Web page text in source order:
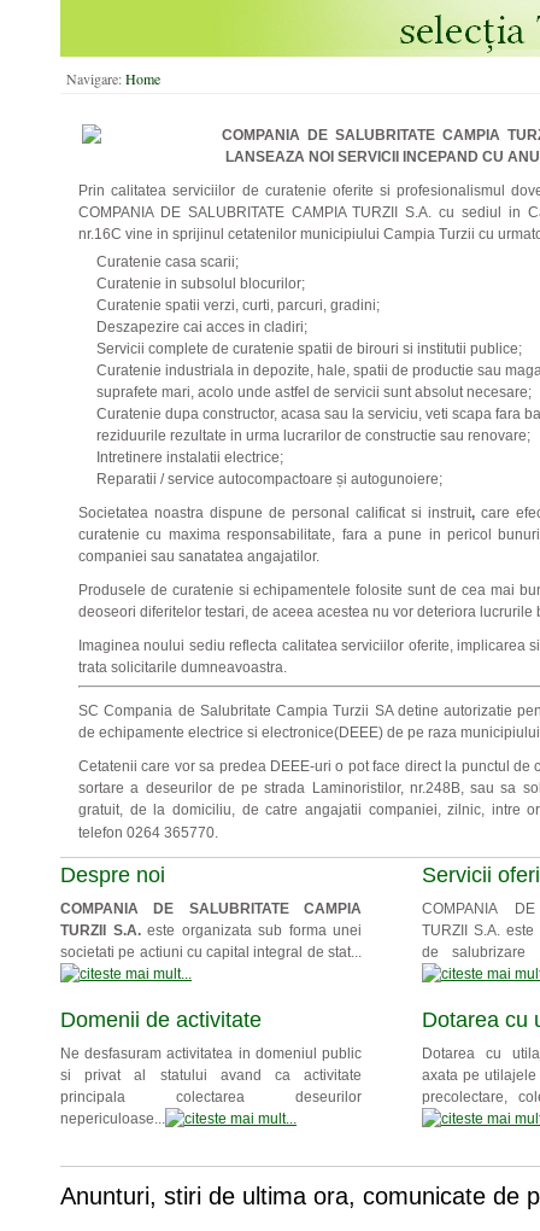
Navigare:Home
COMPANIA DE SALUBRITATE CAMPIA
LANSEAZA NOI SERVICII INCEPAND CU
Prin calitatea serviciilor de curatenie oferite si profesionalismul
COMPANIA DE SALUBRITATE CAMPIA TURZII S.A. cu sediul in
nr.16C vine in sprijinul cetatenilor municipiului Campia Turzii cu
Curatenie casa scarii;
Curatenie in subsolul blocurilor;
Curatenie spatii verzi, curti, parcuri, gradini;
Deszapezire cai acces in cladiri;
Servicii complete de curatenie spatii de birouri si institutii publice;
Curatenie industriala in depozite, hale, spatii de productie sau
suprafete mari, acolo unde astfel de servicii sunt absolut necesare;
Curatenie dupa constructor, acasa sau la serviciu, veti scapa fara
reziduurile rezultate in urma lucrarilor de constructie sau renovare;
Intretinere instalatii electrice;
Reparatii / service autocompactoare și autogunoiere;
Societatea noastra dispune de personal calificat si instruit, care
curatenie cu maxima responsabilitate, fara a pune in pericol
companiei sau sanatatea angajatilor.
Produsele de curatenie si echipamentele folosite sunt de cea mai
deoseori diferitelor testari, de aceea acestea nu vor deteriora lucrurile
Imaginea noului sediu reflecta calitatea serviciilor oferite, implicarea
trata solicitarile dumneavoastra.
SC Compania de Salubritate Campia Turzii SA detine autorizatie
de echipamente electrice si electronice(DEEE) de pe raza
Cetatenii care vor sa predea DEEE-uri o pot face direct la punctul de
sortare a deseurilor de pe strada Laminoristilor, nr.248B, sau sa
gratuit, de la domiciliu, de catre angajatii companiei, zilnic, intre
telefon 0264 365770.
Despre noi
COMPANIA DE SALUBRITATE CAMPIA
TURZII S.A.este organizata sub forma unei
societati pe actiuni cu capital integral de stat...
Servicii
COMPANIA
TURZII S.A.
de salubrizare
Domenii de activitate
Ne desfasuram activitatea in domeniul public
si privat al statului avand ca activitate
principala colectarea deseurilor
nepericuloase...
Dotarea cu
Dotarea cu
axata pe
precolectare,
Anunturi, stiri de ultima ora, comunicate de